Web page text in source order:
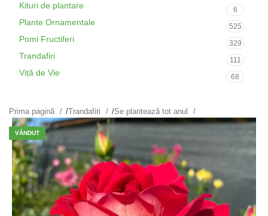
Kituri de plantare 6
Plante Ornamentale 525
Pomi Fructiferi 329
Trandafiri 111
Viță de Vie 68
Prima pagină /Trandafiri /Se plantează tot anul
VÂNDUT